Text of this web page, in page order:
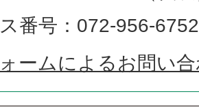
番号：072-956-6752
ームによるお問い